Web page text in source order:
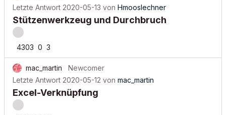
Letzte Antwort 2020-05-13 von Hmooslechner
Stützenwerkzeug und Durchbruch
4303 0 3
mac_martin
Newcomer
Letzte Antwort 2020-05-12 von mac_martin
Excel-Verknüpfung